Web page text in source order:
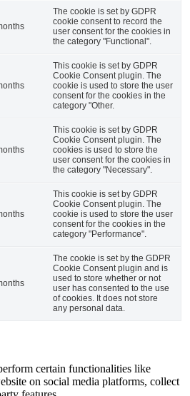
The cookie is set by GDPR
cookie consent to record the
user consent for the cookies in
the category "Functional".
This cookie is set by GDPR
Cookie Consent plugin. The
cookie is used to store the user
consent for the cookies in the
category "Other.
This cookie is set by GDPR
Cookie Consent plugin. The
cookies is used to store the
user consent for the cookies in
the category "Necessary".
This cookie is set by GDPR
Cookie Consent plugin. The
cookie is used to store the user
consent for the cookies in the
category "Performance".
The cookie is set by the GDPR
Cookie Consent plugin and is
used to store whether or not
user has consented to the use
of cookies. It does not store
any personal data.
certain functionalities like
on social media platforms, collect